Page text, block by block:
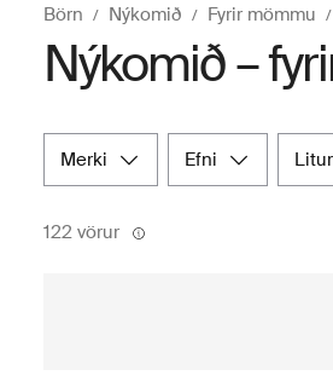
Börn Nýkomið Fyrir mömmu
Nýkomið –
merki efni litur
122 vörur